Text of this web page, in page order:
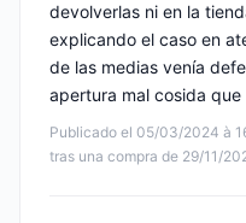
Publicado el 05/03/2024 à
tras una compra de 29/11/
devolverlas ni en la
explicando el caso en
de las medias venía
apertura mal cosida